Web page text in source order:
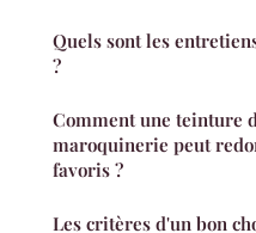
Quels sont les
?
Comment une teinture
maroquinerie peut
favoris ?
Les critères d'un bon